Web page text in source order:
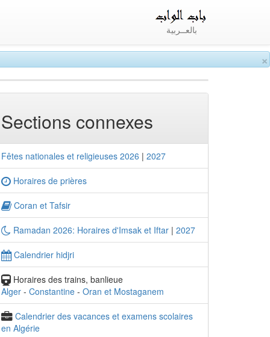
×
بالعــربية
Sections connexes
Fêtes nationales et religieuses 2026 | 2027
Horaires de prières
Coran et Tafsir
Ramadan 2026: Horaires d'Imsak et Iftar | 2027
Calendrier hidjri
Horaires des trains, banlieue
Alger - Constantine - Oran et Mostaganem
Calendrier des vacances et examens scolaires
en Algérie